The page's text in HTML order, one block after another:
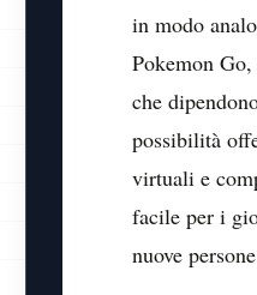
in modo
Pokemon
che
possibilità
virtuali e
facile per i
nuove